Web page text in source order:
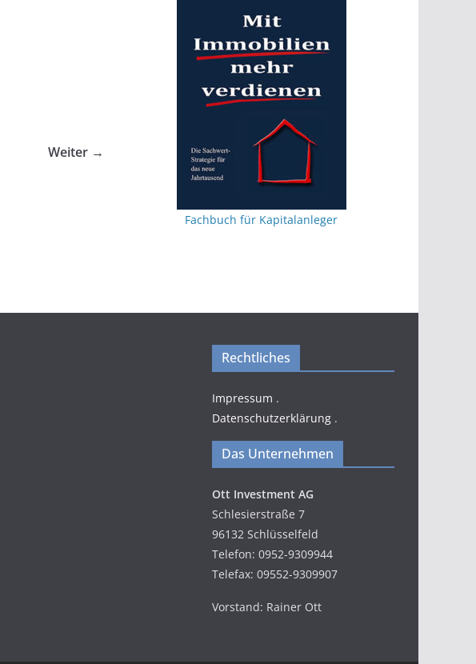
Weiter →
Fachbuch für Kapitalanleger
Rechtliches
Impressum .
Datenschutzerklärung .
Das Unternehmen
Ott Investment AG
Schlesierstraße 7
96132 Schlüsselfeld
Telefon: 0952-9309944
Telefax: 09552-9309907
Vorstand: Rainer Ott